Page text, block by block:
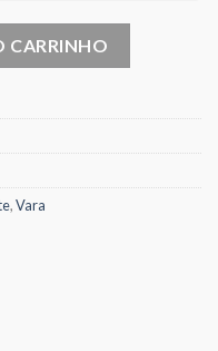
quantidade
CARRINHO
,Vara